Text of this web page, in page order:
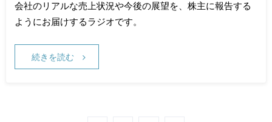
会社のリアルな売上状況や今後の展望を、株主に報告する
ようにお届けするラジオです。
続きを読む